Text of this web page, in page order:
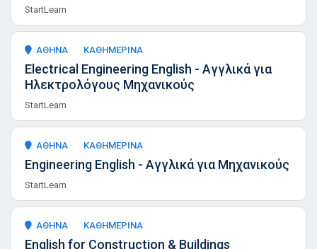
StartLearn
ΑΘΗΝΑ ΚΑΘΗΜΕΡΙΝΑ
Electrical Engineering English - Αγγλικά για
Ηλεκτρολόγους Μηχανικούς
StartLearn
ΑΘΗΝΑ ΚΑΘΗΜΕΡΙΝΑ
Engineering English - Αγγλικά για Μηχανικούς
StartLearn
ΑΘΗΝΑ ΚΑΘΗΜΕΡΙΝΑ
English for Construction & Buildings